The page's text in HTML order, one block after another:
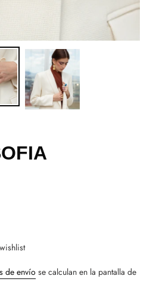
de envío se calculan en la pantalla de